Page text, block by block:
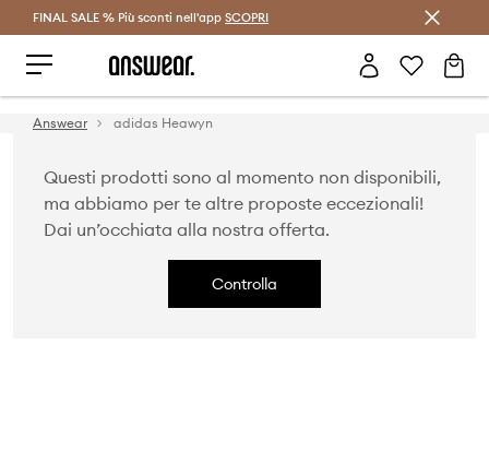
Risparmia con Answear Club >
FINAL SALE % Più sconti nell'app SCOPRI
Answear adidas Heawyn
Questi prodotti sono al momento non disponibili,
ma abbiamo per te altre proposte eccezionali!
Dai un’occhiata alla nostra offerta.
Controlla